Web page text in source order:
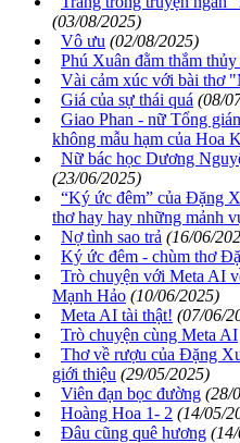
(03/08/2025)
Vô ưu (02/08/2025)
Phú Xuân đằm thắm
Vài cảm xúc với bài thơ
Giá của sự thái quá (08/
Giao Phan - nữ Tổng
không mẫu hạm của Hoa
Nữ bác học Dương
(23/06/2025)
“Ký ức đêm” của Đặng
thơ hay hay những mảnh
Nợ tình sao trả (16/06/
Ký ức đêm - chùm thơ
Trò chuyện với Meta AI
Mạnh Hảo (10/06/2025)
Meta AI tài thật! (07/06/
Trò chuyện cùng Meta AI
Thơ về rượu của Đặng
giới thiệu (29/05/2025)
Viên đạn bọc đường (28/
Hoàng Hoa 1- 2 (14/05/
Đâu cũng quê hương